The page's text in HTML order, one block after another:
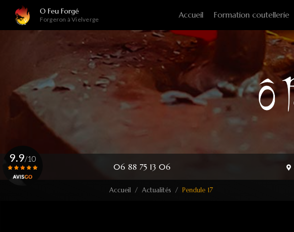
contenu
O Feu Forgé
Forgeron à Vielverge Accueil Formation coutellerie
06 88 75 13 06
9.9/10
Accueil Actualités Pendule 17